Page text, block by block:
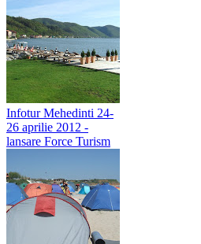
Infotur Mehedinti 24-
26 aprilie 2012 -
lansare Force Turism